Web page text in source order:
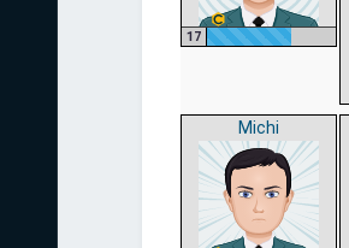
17
Michi